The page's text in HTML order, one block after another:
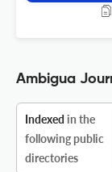
Ambigua
Indexed in the
following public
directories